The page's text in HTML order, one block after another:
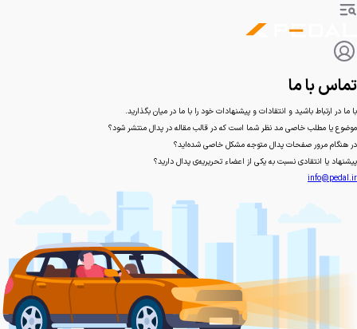
تماس با ما
با ما در ارتباط باشید و انتقادات و پیشنهادات خود را با ما در میان بگذارید.
موضوع یا مطلب خاصی مد نظر شما است که در قالب مقاله در پدال منتشر شود؟
در هنگام مرور صفحات پدال متوجه مشکل خاصی شده‌اید؟
پیشنهاد یا انتقادی نسبت به یکی از اعضاء تحریریه‌ی پدال دارید؟
info@pedal.ir